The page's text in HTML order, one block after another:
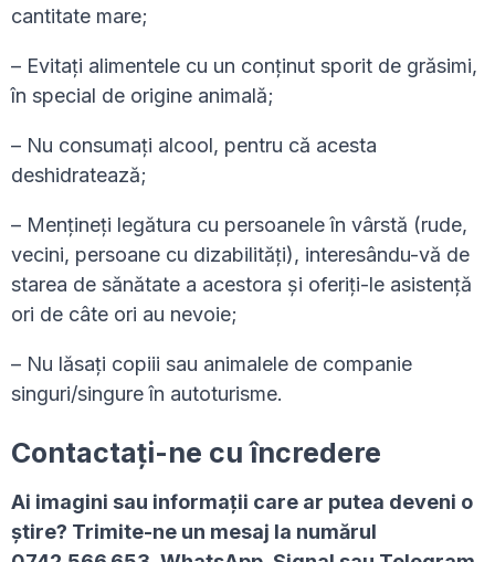
cantitate mare;
– Evitați alimentele cu un conținut sporit de grăsimi,
în special de origine animală;
– Nu consumați alcool, pentru că acesta
deshidratează;
– Mențineți legătura cu persoanele în vârstă (rude,
vecini, persoane cu dizabilități), interesându-vă de
starea de sănătate a acestora și oferiți-le asistență
ori de câte ori au nevoie;
– Nu lăsați copiii sau animalele de companie
singuri/singure în autoturisme.
Contactați-ne cu încredere
Ai imagini sau informaţii care ar putea deveni o
ştire? Trimite-ne un mesaj la numărul